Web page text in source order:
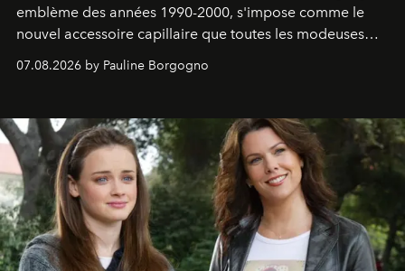
emblème des années 1990-2000, s'impose comme le
nouvel accessoire capillaire que toutes les modeuses
07.08.2026 by Pauline Borgogno